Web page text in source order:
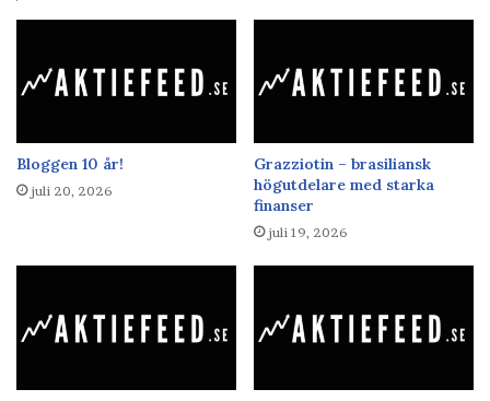
Bloggen 10 år!
juli 20, 2026
Grazziotin – brasiliansk
högutdelare med starka
finanser
juli 19, 2026